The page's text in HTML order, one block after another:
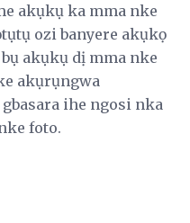
akụkụ ka mma nke
ozi banyere akụkọ
akụkụ dị mma nke
akụrụngwa
ihe ngosi nka
foto.